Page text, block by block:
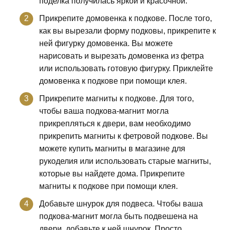
Прикрепите домовенка к подкове. После того,
как вы вырезали форму подковы, прикрепите к
ней фигурку домовенка. Вы можете
нарисовать и вырезать домовенка из фетра
или использовать готовую фигурку. Приклейте
домовенка к подкове при помощи клея.
Прикрепите магниты к подкове. Для того,
чтобы ваша подкова-магнит могла
прикрепляться к двери, вам необходимо
прикрепить магниты к фетровой подкове. Вы
можете купить магниты в магазине для
рукоделия или использовать старые магниты,
которые вы найдете дома. Прикрепите
магниты к подкове при помощи клея.
Добавьте шнурок для подвеса. Чтобы ваша
подкова-магнит могла быть подвешена на